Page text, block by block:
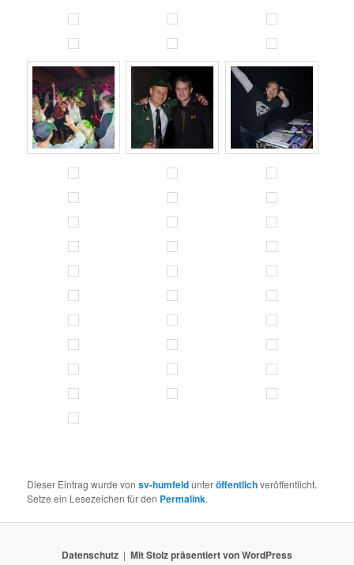
Dieser Eintrag wurde vonsv-humfeldunteröffentlichveröffentlicht.
Setze ein Lesezeichen für den Permalink.
Datenschutz Mit Stolz präsentiert von WordPress